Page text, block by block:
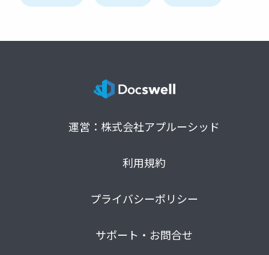
運営：株式会社アプルーシッド
利用規約
プライバシーポリシー
サポート・お問合せ